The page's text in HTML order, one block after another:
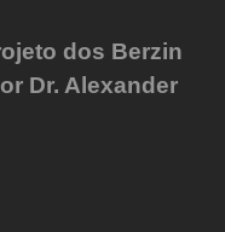
dos Berzin
Dr. Alexander